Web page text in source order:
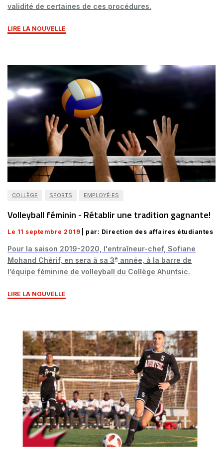
validité de certaines de ces procédures.
LIRE LA NOUVELLE
COLLÈGE SPORTS EMPLOYÉ·ES
Volleyball féminin - Rétablir une tradition gagnante!
Le 11 septembre 2019 | par: Direction des affaires étudiantes
Pour la saison 2019-2020, l'entraîneur-chef, Sofiane
Mohand Chérif, en sera à sa 3e année, à la barre de
l’équipe féminine de volleyball du Collège Ahuntsic.
LIRE LA NOUVELLE